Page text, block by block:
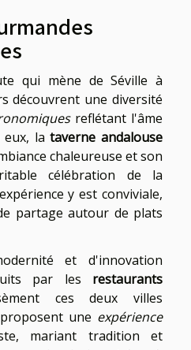
qui mène de Séville à
découvrent une diversité
reflétant l'âme
eux, lataverne andalouse
chaleureuse et son
célébration de la
y est conviviale,
partage autour de plats
et d'innovation
par les restaurants
ces deux villes
une expérience
mariant tradition et